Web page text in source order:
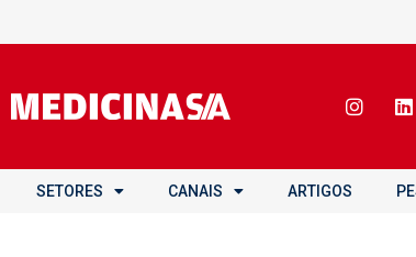
SETORES CANAIS ARTIGOS